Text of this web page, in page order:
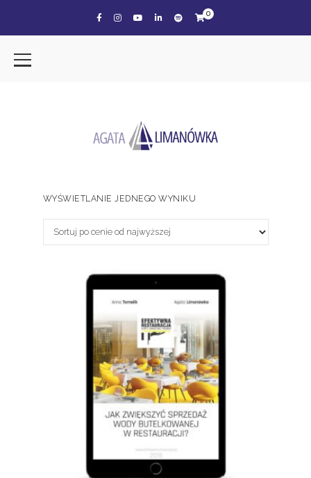
0
WYŚWIETLANIE JEDNEGO WYNIKU